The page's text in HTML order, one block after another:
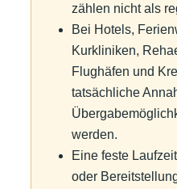
zählen nicht als
Bei Hotels,
Kurkliniken,
Flughäfen und
tatsächliche
werden.
Eine feste
oder